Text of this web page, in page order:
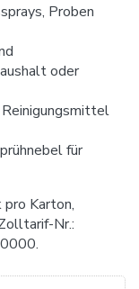
Proben
oder
Reinigungsmittel
für
Karton,
Nr.: